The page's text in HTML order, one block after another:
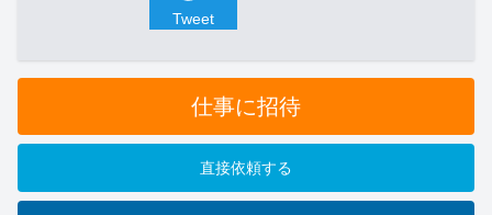
Tweet
仕事に招待
直接依頼する